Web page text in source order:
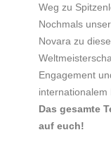
Weg zu
Nochmals
Novara zu
Engagement
internationalem
Das gesamte
auf euch!